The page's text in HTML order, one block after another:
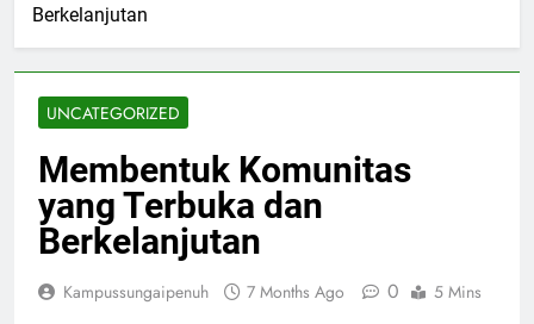
Berkelanjutan
UNCATEGORIZED
Membentuk Komunitas
yang Terbuka dan
Berkelanjutan
Kampussungaipenuh 7 Months Ago 0 5 Mins